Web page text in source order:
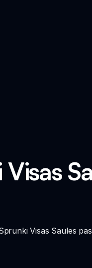
Visas Saules